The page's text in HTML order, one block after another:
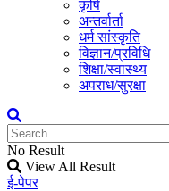
कृषि
अन्तर्वार्ता
धर्म सांस्कृति
विज्ञान/प्रविधि
शिक्षा/स्वास्थ्य
अपराध/सुरक्षा
No Result
View All Result
ई-पेपर